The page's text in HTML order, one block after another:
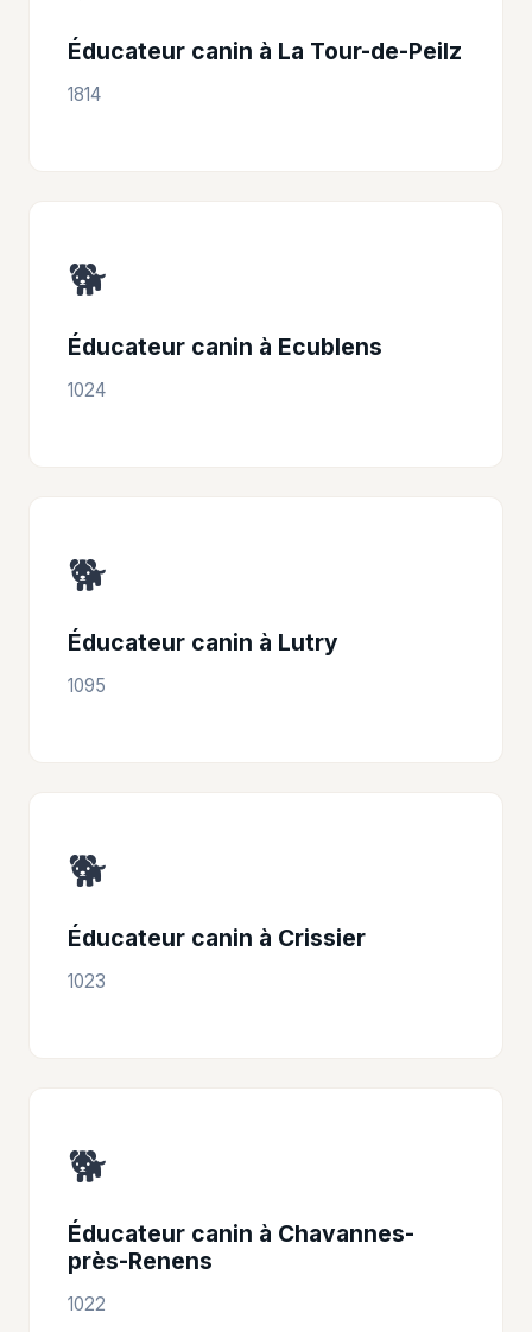
Éducateur canin à La Tour-de-Peilz
1814
🐕
Éducateur canin à Ecublens
1024
🐕
Éducateur canin à Lutry
1095
🐕
Éducateur canin à Crissier
1023
🐕
Éducateur canin à Chavannes-
près-Renens
1022